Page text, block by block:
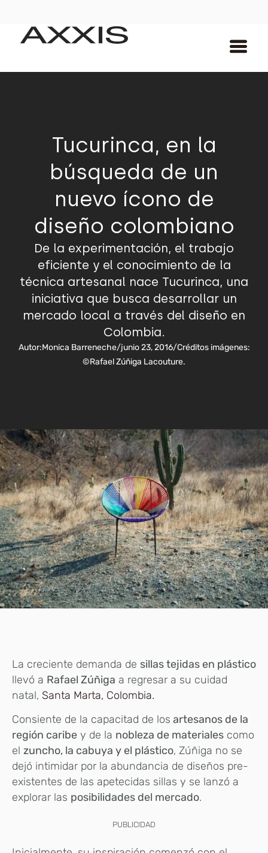
Tucurinca, en la
búsqueda de un
nuevo ícono de
diseño colombiano
De la experimentación, el trabajo
eficiente y el conocimiento de la
técnica artesanal nace Tucurinca, una
iniciativa que busca desarrollar un
mercado local a través del diseño en
Colombia.
Autor:Monica Barreneche/junio 23, 2016/Créditos imágenes:
©Rafael Zúñiga Lacouture.
La creciente demanda de sillas tejidas en plástico
llevó a Rafael Zúñiga a regresar a su cuidad
natal, Santa Marta, Colombia.
Consiente de la capacitad de los artesanos de la
región caribe y de la nobleza de materiales como
el zuncho, la cabuya y el plástico, Zúñiga no se
dejó intimidar por la abundancia de diseños pre-
existentes de las apetecidas sillas y se lanzó a
explorar las posibilidades del mercado.
PUBLICIDAD